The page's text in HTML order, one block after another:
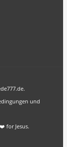
und
for Jesus.